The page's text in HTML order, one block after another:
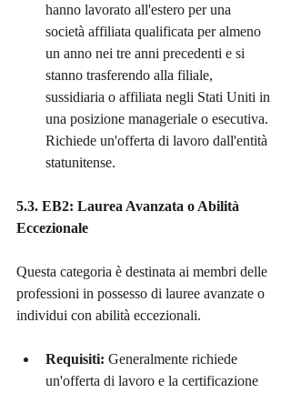
hanno lavorato all'estero per una
società affiliata qualificata per almeno
un anno nei tre anni precedenti e si
stanno trasferendo alla filiale,
sussidiaria o affiliata negli Stati Uniti in
una posizione manageriale o esecutiva.
Richiede un'offerta di lavoro dall'entità
statunitense.
5.3. EB2: Laurea Avanzata o Abilità
Eccezionale
Questa categoria è destinata ai membri delle
professioni in possesso di lauree avanzate o
individui con abilità eccezionali.
Requisiti: Generalmente richiede
un'offerta di lavoro e la certificazione